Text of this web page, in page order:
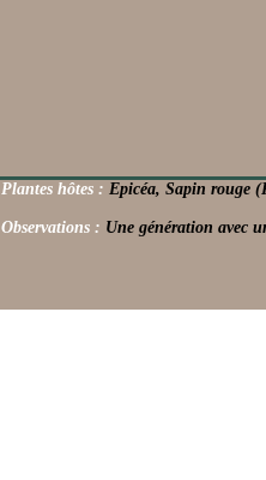
Plantes hôtes : Epicéa, Sapin rouge
Observations : Une génération avec